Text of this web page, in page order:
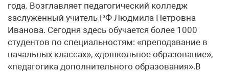
года. Возглавляет педагогический колледж
заслуженный учитель РФ Людмила Петровна
Иванова. Сегодня здесь обучается более 1000
студентов по специальностям: «преподавание в
начальных классах», «дошкольное образование»,
«педагогика дополнительного образования».В